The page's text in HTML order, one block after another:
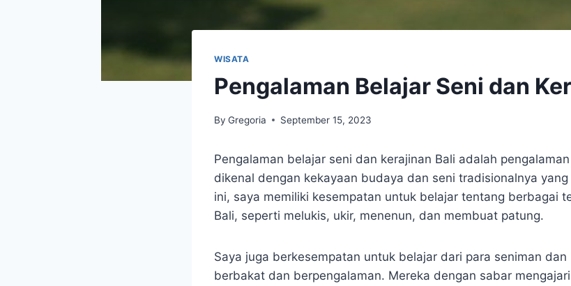
WISATA
Pengalaman Belajar Seni dan
By Gregoria September 15, 2023
Pengalaman belajar seni dan kerajinan Bali adalah
dikenal dengan kekayaan budaya dan seni tradisionalnya
ini, saya memiliki kesempatan untuk belajar tentang berbagai
Bali, seperti melukis, ukir, menenun, dan membuat patung.
Saya juga berkesempatan untuk belajar dari para seniman dan
berbakat dan berpengalaman. Mereka dengan sabar